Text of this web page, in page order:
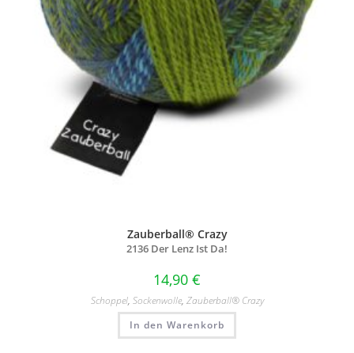
Zauberball® Crazy
2136 Der Lenz Ist Da!
14,90 €
Schoppel, Sockenwolle, Zauberball® Crazy
In den Warenkorb